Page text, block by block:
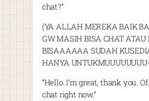
chat?”
(YA ALLAH MEREKA BAIK
GW MASIH BISA CHAT
BISAAAAAA SUDAH
HANYA
“Hello. I’m great, thank you.
chat right now.”